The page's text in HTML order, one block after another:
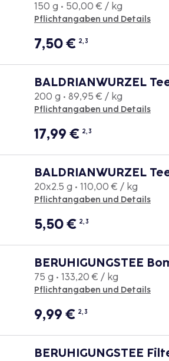
150 g • 50,00 € / kg
Pflichtangaben und Details
7,50€ 2, 3
BALDRIANWURZEL
200 g • 89,95 € / kg
Pflichtangaben und Details
17,99€ 2, 3
BALDRIANWURZEL
20x2.5 g • 110,00 € / kg
Pflichtangaben und Details
5,50€ 2, 3
BERUHIGUNGSTEE
75 g • 133,20 € / kg
Pflichtangaben und Details
9,99€ 2, 3
BERUHIGUNGSTEE